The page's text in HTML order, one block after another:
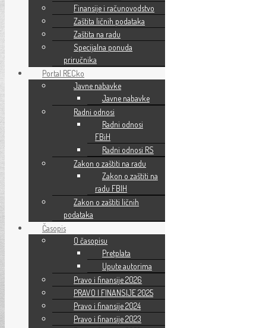
Finansije i računovodstvo
Zaštita ličnih podataka
Zaštita na radu
Specijalna ponuda
priručnika
Portal RECko
Javne nabavke
Javne nabavke
Radni odnosi
Radni odnosi
FBiH
Radni odnosi RS
Zakon o zaštiti na radu
Zakon o zaštiti na
radu FBIH
Zakon o zaštiti ličnih
podataka
Časopis
O časopisu
Pretplata
Upute autorima
Pravo i finansije 2026
PRAVO I FINANSIJE 2025
Pravo i finansije 2024
Pravo i finansije 2023